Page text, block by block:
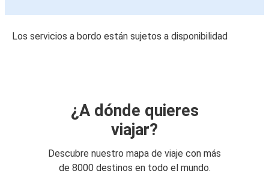
Los servicios a bordo están sujetos a disponibilidad
¿A dónde quieres
viajar?
Descubre nuestro mapa de viaje con más
de 8000 destinos en todo el mundo.